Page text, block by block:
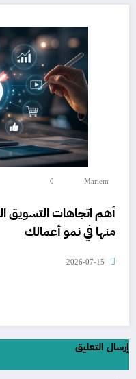
Mariem
0
منها في نمو أعمالك
2026-07-15
إرسال التعليق